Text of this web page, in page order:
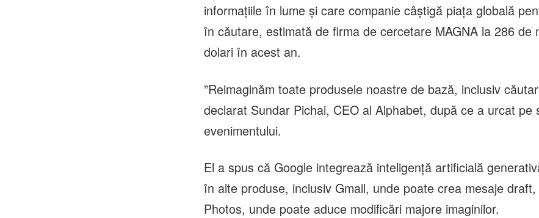
informaţiile în lume şi care companie câştigă piaţa globală
în căutare, estimată de firma de cercetare MAGNA la 286 de
dolari în acest an.
”Reimaginăm toate produsele noastre de bază, inclusiv
declarat Sundar Pichai, CEO al Alphabet, după ce a urcat pe
evenimentului.
El a spus că Google integrează inteligenţă artificială
în alte produse, inclusiv Gmail, unde poate crea mesaje
Photos, unde poate aduce modificări majore imaginilor.